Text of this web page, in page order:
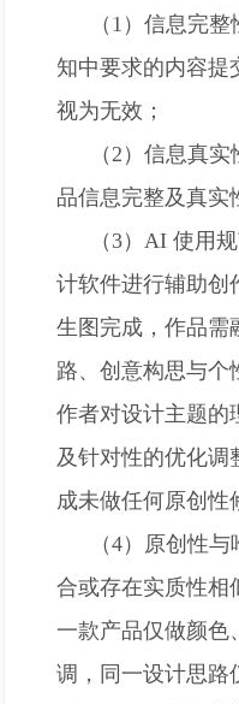
（1）信息完
知中要求的内容提
视为无效；
（2）信息真
品信息完整及真实
（3）AI 使用
计软件进行辅助创
生图完成，作品需
路、创意构思与个
作者对设计主题的
及针对性的优化调
成未做任何原创性
（4）原创性
合或存在实质性相
一款产品仅做颜色
调，同一设计思路